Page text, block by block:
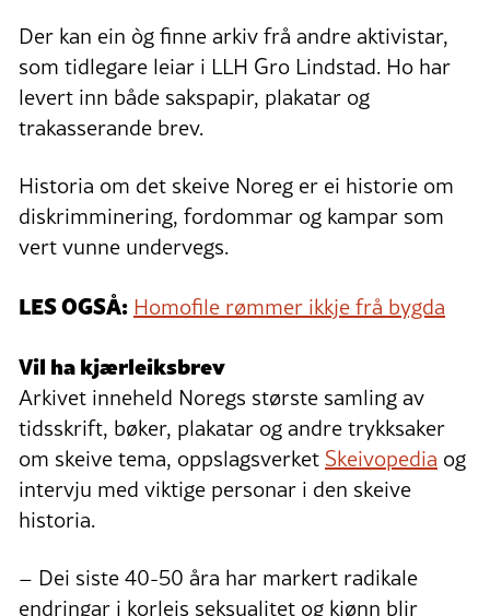
Der kan ein òg finne arkiv frå andre aktivistar,
som tidlegare leiar i LLH Gro Lindstad. Ho har
levert inn både sakspapir, plakatar og
trakasserande brev.
Historia om det skeive Noreg er ei historie om
diskrimminering, fordommar og kampar som
vert vunne undervegs.
LES OGSÅ: Homofile rømmer ikkje frå bygda
Vil ha kjærleiksbrev
Arkivet inneheld Noregs største samling av
tidsskrift, bøker, plakatar og andre trykksaker
om skeive tema, oppslagsverket Skeivopedia og
intervju med viktige personar i den skeive
historia.
– Dei siste 40-50 åra har markert radikale
endringar i korleis seksualitet og kjønn blir